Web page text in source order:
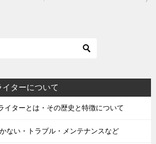
ターについて
イターとは・その歴史と特徴について
ない・トラブル・メンテナンスなど